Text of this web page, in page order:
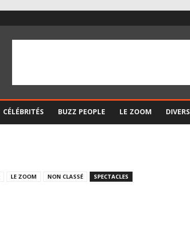
CÉLÉBRITÉS BUZZ PEOPLE LE ZOOM DIVERS
LE ZOOM NON CLASSÉ SPECTACLES